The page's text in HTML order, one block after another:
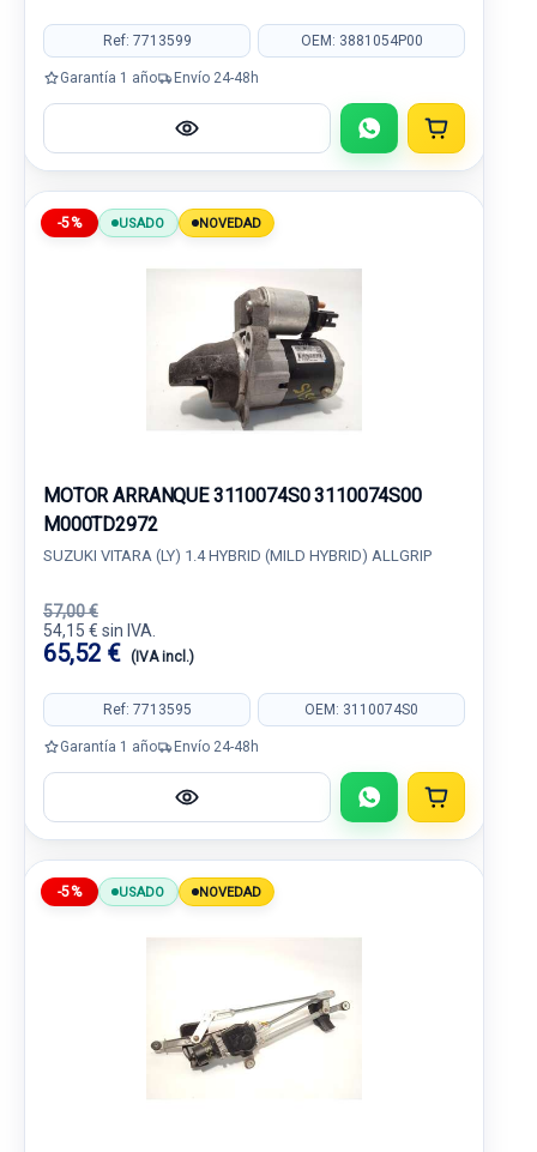
Ref: 7713599 OEM: 3881054P00
Garantía 1 año Envío 24-48h
-5% USADO NOVEDAD
MOTOR ARRANQUE 3110074S0 3110074S00
M000TD2972
SUZUKI VITARA (LY) 1.4 HYBRID (MILD HYBRID) ALLGRIP
57,00 €
54,15 € sin IVA.
65,52 € (IVA incl.)
Ref: 7713595 OEM: 3110074S0
Garantía 1 año Envío 24-48h
-5% USADO NOVEDAD